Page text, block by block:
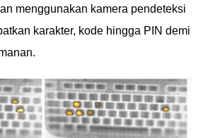
menggunakan kamera pendeteksi
karakter, kode hingga PIN demi